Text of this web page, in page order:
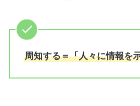
周知する＝「人々に情報を